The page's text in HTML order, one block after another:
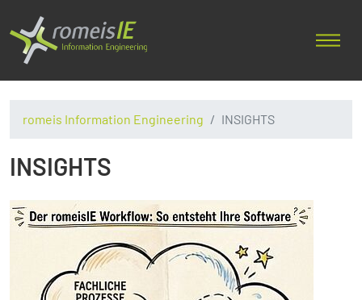
romeis Information Engineering INSIGHTS
INSIGHTS